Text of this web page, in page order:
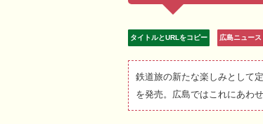
タイトルとURLをコピー 広島ニュース
鉄道旅の新たな楽しみとして
を発売。広島ではこれにあわ